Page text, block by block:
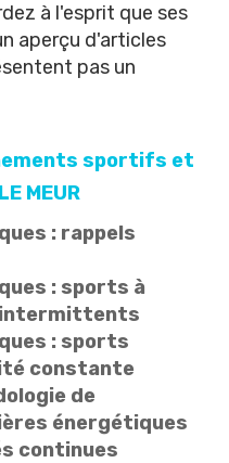
à l'esprit que ses
aperçu d'articles
pas un
sportifs et
MEUR
: rappels
: sports à
: sports
constante
de
énergétiques
continues